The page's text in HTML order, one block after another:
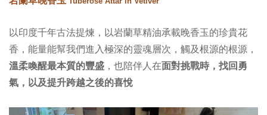
以印度千年古法提煉，以岩蘭草精油承載晚香玉的珍貴花
香，能量能幫我們進入極深的靈魂層次，觸及根源的根源，
溫柔喚醒最本質的豐盛 ，也陪伴人在面對挑戰時，找回勇
氣，以及提升跨越之後的喜悅